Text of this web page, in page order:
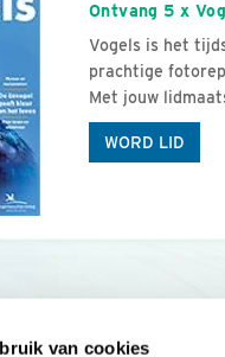
van cookies
Ontvang 5 x
Vogels is het
prachtige
Met jouw
WORD LID